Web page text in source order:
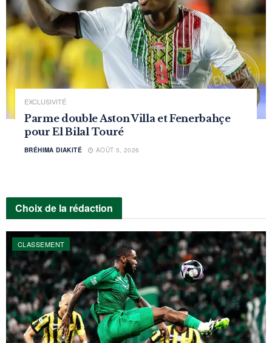
EXCLUSIVITÉ
Parme double Aston Villa et Fenerbahçe
pour El Bilal Touré
BRÉHIMA DIAKITÉ AOÛT 5, 2026
Choix de la rédaction
CLASSEMENT